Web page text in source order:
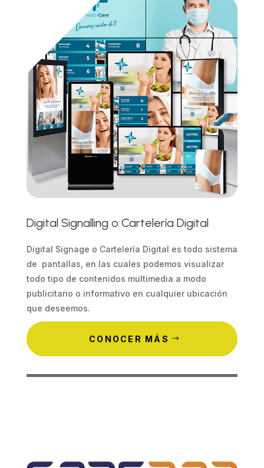
Digital Signalling o Cartelería Digital
Digital Signage o Cartelería Digital es todo sistema
de pantallas, en las cuales podemos visualizar
todo tipo de contenidos multimedia a modo
publicitario o informativo en cualquier ubicación
que deseemos.
CONOCER MÁS